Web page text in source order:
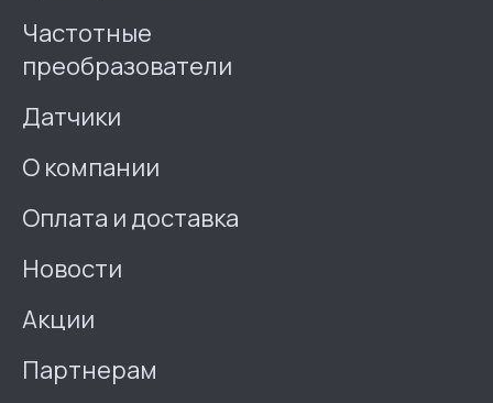
Частотные
преобразователи
Датчики
О компании
Оплата и доставка
Новости
Акции
Партнерам